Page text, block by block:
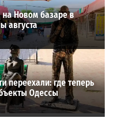
на Новом базаре в
августа
переехали: где теперь
Одессы